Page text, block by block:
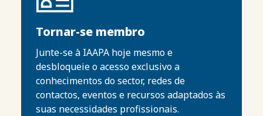
Tornar-se membro
Junte-se à IAAPA hoje mesmo e
desbloqueie o acesso exclusivo a
conhecimentos do sector, redes de
contactos, eventos e recursos adaptados às
suas necessidades profissionais.